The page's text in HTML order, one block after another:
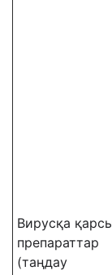
Вирусқа
препараттар
(таңдау